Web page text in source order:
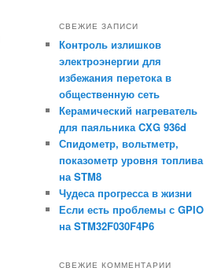
с
СВЕЖИЕ ЗАПИСИ
Контроль излишков
электроэнергии для
избежания перетока в
общественную сеть
Керамический нагреватель
для паяльника CXG 936d
Спидометр, вольтметр,
показометр уровня топлива
на STM8
Чудеса прогресса в жизни
Если есть проблемы с GPIO
на STM32F030F4P6
СВЕЖИЕ КОММЕНТАРИИ